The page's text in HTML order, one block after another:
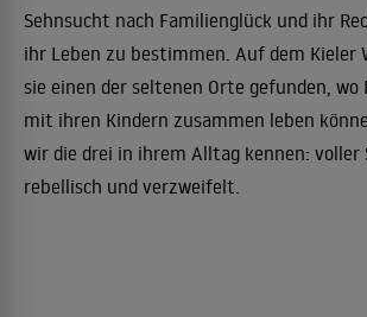
Sehnsucht nach Familienglück und ihr
ihr Leben zu bestimmen. Auf dem Kieler
sie einen der seltenen Orte gefunden, wo
mit ihren Kindern zusammen leben
wir die drei in ihrem Alltag kennen:
rebellisch und verzweifelt.